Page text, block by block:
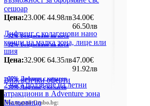
сешоар
Цена:23.00€ 44.98лв34.00€
66.50лв
-32% Боядисване на коса
-32% Боядисване на коса
Лифтинг с колагенови нано
конци на малка зона, лице или
шия
Цена:32.90€ 64.35лв47.00€
91.92лв
-30% Лифтинг с колаген
-30% Лифтинг с колаген
2 часа ползване на летни
атракциони в Adventure зона
Мальовица
Виж всички оферти
Последвай Grabo.bg: